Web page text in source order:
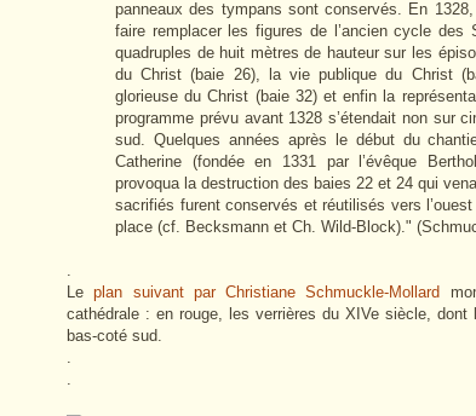
panneaux des tympans sont conservés. En
faire remplacer les figures de l’ancien cycle des
quadruples de huit mètres de hauteur sur les
du Christ (baie 26), la vie publique du Christ
glorieuse du Christ (baie 32) et enfin la
programme prévu avant 1328 s’étendait non sur
sud. Quelques années après le début du
Catherine (fondée en 1331 par l’évêque
provoqua la destruction des baies 22 et 24 qui
sacrifiés furent conservés et réutilisés vers
place (cf. Becksmann et Ch. Wild-Block)."
.
Leplan suivant par Christiane Schmuckle-Mollard
cathédrale : en rouge, les verrières du XIVe siècle,
bas-coté sud.
.
.